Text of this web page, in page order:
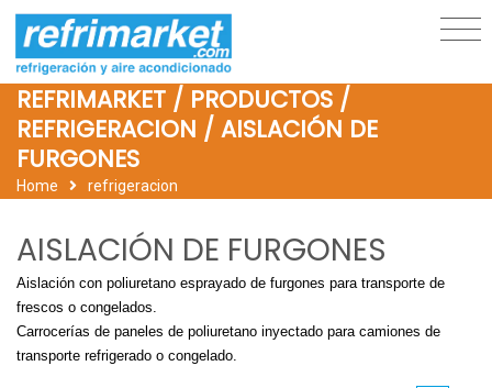
REFRIMARKET / PRODUCTOS /
REFRIGERACION / AISLACIÓN DE
FURGONES
Home refrigeracion
AISLACIÓN DE FURGONES
Aislación con poliuretano esprayado de furgones para transporte de
frescos o congelados.
Carrocerías de paneles de poliuretano inyectado para camiones de
transporte refrigerado o congelado.